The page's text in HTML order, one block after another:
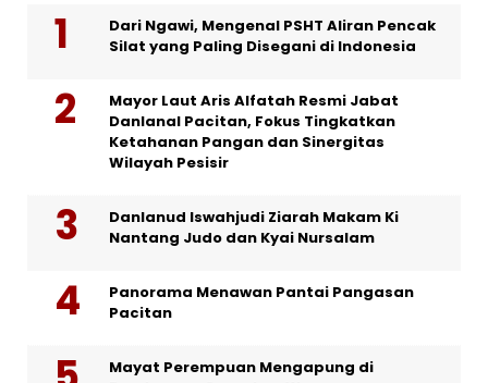
Dari Ngawi, Mengenal PSHT Aliran Pencak
Silat yang Paling Disegani di Indonesia
Mayor Laut Aris Alfatah Resmi Jabat
Danlanal Pacitan, Fokus Tingkatkan
Ketahanan Pangan dan Sinergitas
Wilayah Pesisir
Danlanud Iswahjudi Ziarah Makam Ki
Nantang Judo dan Kyai Nursalam
Panorama Menawan Pantai Pangasan
Pacitan
Mayat Perempuan Mengapung di